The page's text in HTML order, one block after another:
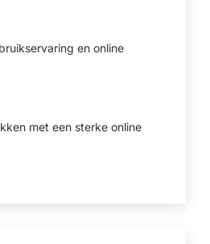
en online
met een sterke online